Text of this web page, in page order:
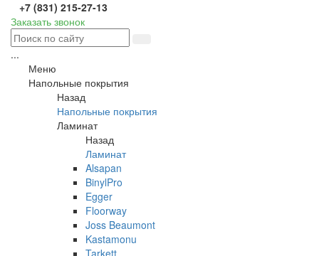
+7 (831) 215-27-13
Заказать звонок
...
Меню
Напольные покрытия
Назад
Напольные покрытия
Ламинат
Назад
Ламинат
Alsapan
BinylPro
Egger
Floorway
Joss Beaumont
Kastamonu
Tarkett